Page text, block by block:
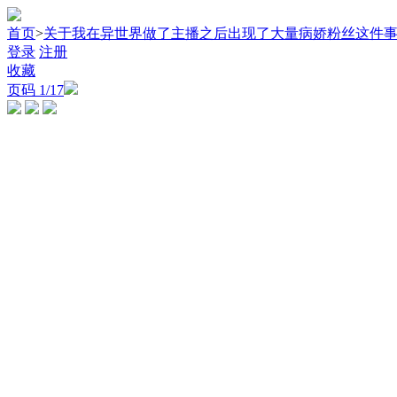
首页>关于我在异世界做了主播之后出现了大量病娇粉丝这件事
登录 注册
收藏
页码 1/17